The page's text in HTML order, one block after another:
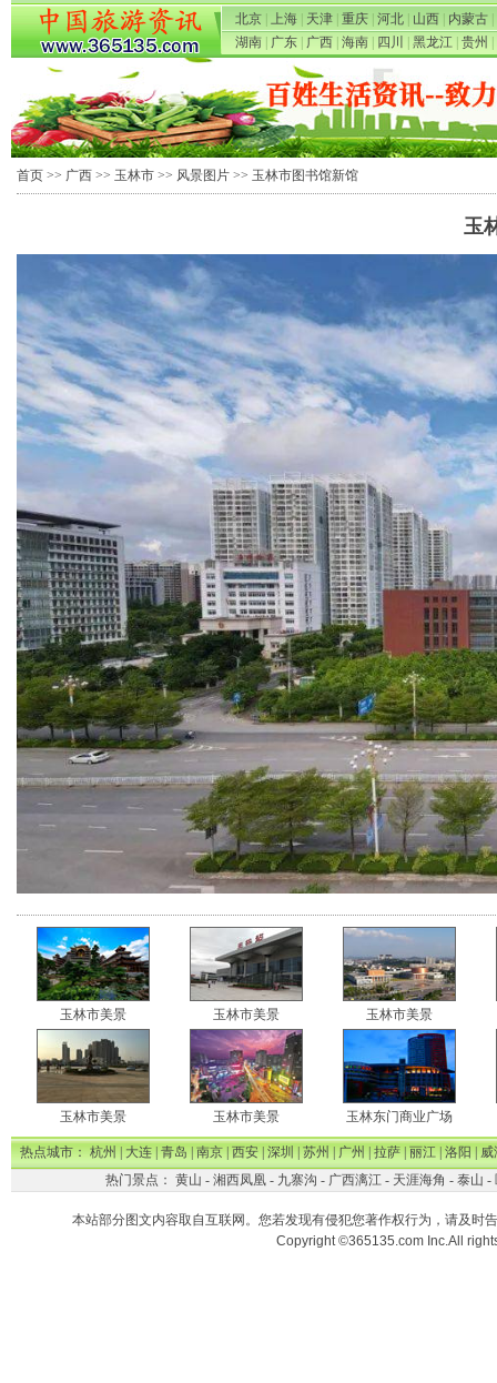
北京 上海 天津 重庆 河北 山西 内蒙古
湖南
广东 广西 海南 四川 黑龙江 贵州
首页 >> 广西 >> 玉林市 >> 风景图片 >> 玉林市图书馆新馆
玉
玉林市美景 玉林市美景 玉林市美景
玉林市美景 玉林市美景 玉林东门商业广场
热点城市：杭州|大连|青岛|南京|西安|深圳|苏州|广州|拉萨|丽江|洛阳|威
热门景点： 黄山 - 湘西凤凰- 九寨沟 - 广西漓江- 天涯海角 - 泰山 -
本站部分图文内容取自互联网。您若发现有侵犯您著作权行为，请及时
Copyright ©365135.com Inc.All